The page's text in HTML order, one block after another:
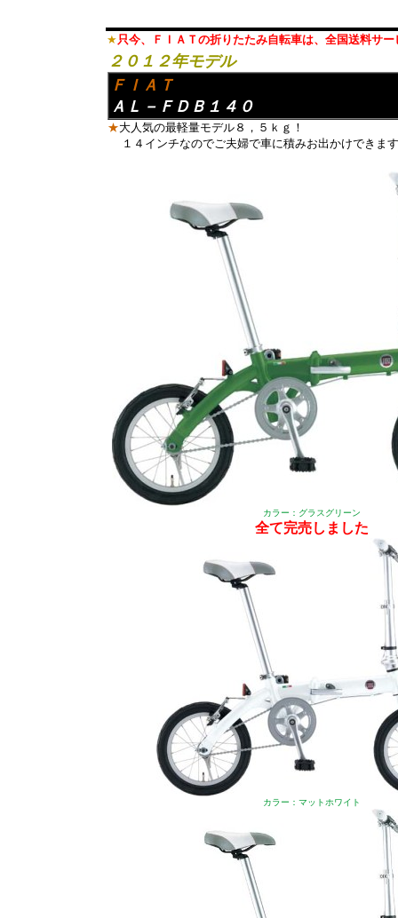
★只今、ＦＩＡＴの折りたたみ自転車は、全国送料サー
２０１２年モデル
ＦＩＡＴ
ＡＬ－ＦＤＢ１４０
★大人気の最軽量モデル８，５ｋｇ！
１４インチなのでご夫婦で車に積みお出かけできま
カラー：グラスグリーン
全て完売しました
カラー：マットホワイト